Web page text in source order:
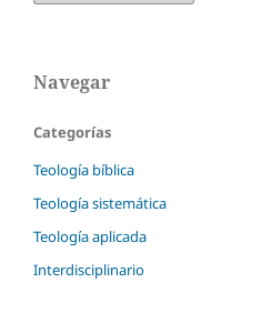
Navegar
Categorías
Teología bíblica
Teología sistemática
Teología aplicada
Interdisciplinario